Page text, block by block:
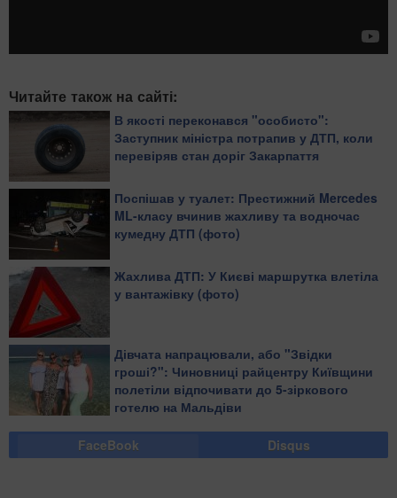
Читайте також на сайті:
В якості переконався "особисто":
Заступник міністра потрапив у ДТП, коли
перевіряв стан доріг Закарпаття
Поспішав у туалет: Престижний Mercedes
ML-класу вчинив жахливу та водночас
кумедну ДТП (фото)
Жахлива ДТП: У Києві маршрутка влетіла
у вантажівку (фото)
Дівчата напрацювали, або "Звідки
гроші?": Чиновниці райцентру Київщини
полетіли відпочивати до 5-зіркового
готелю на Мальдіви
FaceBook Disqus